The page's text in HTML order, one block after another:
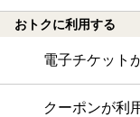
おトクに利用する
電子チケット
クーポンが利